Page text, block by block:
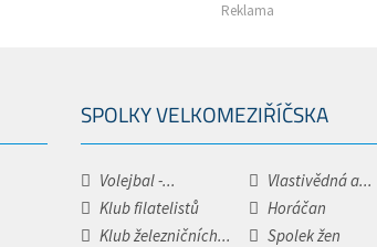
Reklama
SPOLKY VELKOMEZIŘÍČSKA
Volejbal -...
Vlastivědná a...
Klub filatelistů
Horáčan
Klub železničních...
Spolek žen